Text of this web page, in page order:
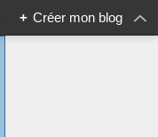
+ Créer mon blog